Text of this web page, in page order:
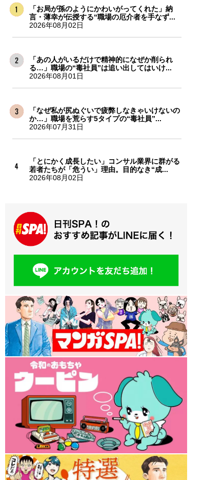
「お局が孫のようにかわいがってくれた」納
言・薄幸が伝授する“職場の厄介者を手なず...
2026年08月02日
「あの人がいるだけで精神的になぜか削られ
る…」職場の“毒社員”は追い出してはいけ...
2026年08月01日
「なぜ私が尻ぬぐいで疲弊しなきゃいけないの
か…」職場を荒らす5タイプの“毒社員”...
2026年07月31日
「とにかく成長したい」コンサル業界に群がる
若者たちが「危うい」理由。目的なき“成...
2026年08月02日